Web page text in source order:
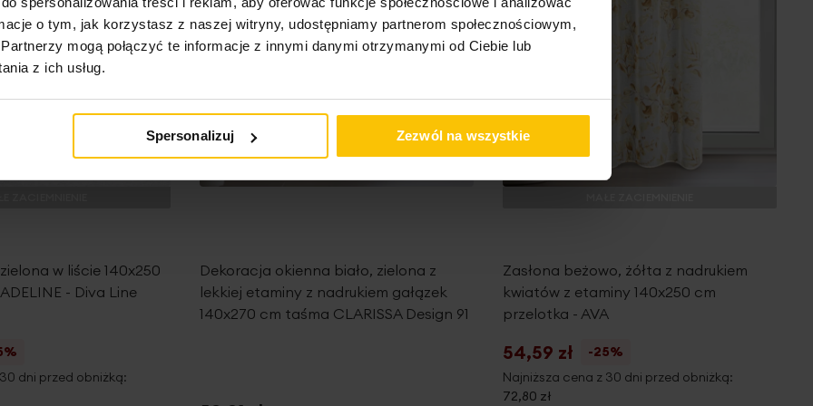
o tym, jak korzystasz z naszej witryny, udostępniamy partnerom społecznościowym,
mogą połączyć te informacje z innymi danymi otrzymanymi od Ciebie lub
z ich usług.
Spersonalizuj Zezwól na wszystkie
w liście 140x250
- Diva Line
dni przed obniżką:
Dekoracja okienna biało, zielona z
lekkiej etaminy z nadrukiem gałązek
140x270 cm taśma CLARISSA Design 91
Zasłona beżowo, żółta z nadrukiem
kwiatów z etaminy 140x250 cm
przelotka - AVA
54,59 zł
-25%
Najniższa cena z 30 dni przed obniżką:
72,80 zł